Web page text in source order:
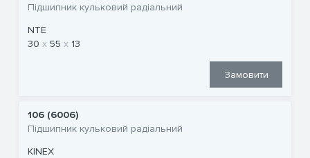
Підшипник кульковий радіальний
NTE
30
55 13
Замовити
106 (6006)
Підшипник кульковий радіальний
KINEX